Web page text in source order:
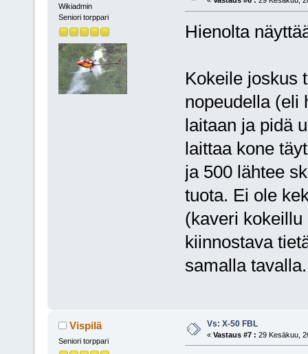
Wikiadmin
Seniori torppari
Hienolta
Kokeile joskus
nopeudella (eli
laitaan ja pidä
laittaa kone
ja 500 lähtee
tuota. Ei ole
(kaveri
kiinnostava
samalla tavalla.
Vispilä
Seniori torppari
Vs: X-50 FBL
« Vastaus #7 : 29 Kesäkuu,